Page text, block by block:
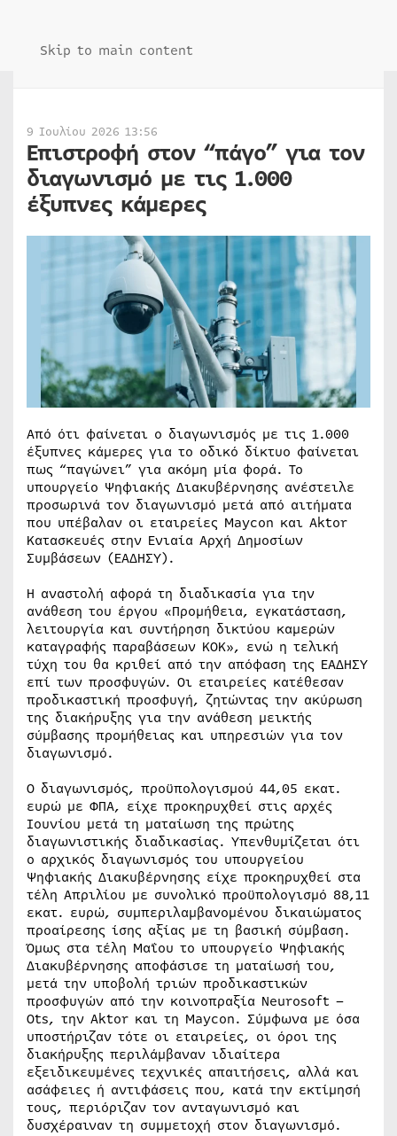
Skip to main content
9 Ιουλίου 2026 13:56
Επιστροφή στον “πάγο” για τον
διαγωνισμό με τις 1.000
έξυπνες κάμερες
Από ότι φαίνεται ο διαγωνισμός με τις 1.000
έξυπνες κάμερες για το οδικό δίκτυο φαίνεται
πως “παγώνει” για ακόμη μία φορά. Το
υπουργείο Ψηφιακής Διακυβέρνησης ανέστειλε
προσωρινά τον διαγωνισμό μετά από αιτήματα
που υπέβαλαν οι εταιρείες Maycon και Aktor
Κατασκευές στην Ενιαία Αρχή Δημοσίων
Συμβάσεων (ΕΑΔΗΣΥ).
Η αναστολή αφορά τη διαδικασία για την
ανάθεση του έργου «Προμήθεια, εγκατάσταση,
λειτουργία και συντήρηση δικτύου καμερών
καταγραφής παραβάσεων ΚΟΚ», ενώ η τελική
τύχη του θα κριθεί από την απόφαση της ΕΑΔΗΣΥ
επί των προσφυγών. Οι εταιρείες κατέθεσαν
προδικαστική προσφυγή, ζητώντας την ακύρωση
της διακήρυξης για την ανάθεση μεικτής
σύμβασης προμήθειας και υπηρεσιών για τον
διαγωνισμό.
Ο διαγωνισμός, προϋπολογισμού 44,05 εκατ.
ευρώ με ΦΠΑ, είχε προκηρυχθεί στις αρχές
Ιουνίου μετά τη ματαίωση της πρώτης
διαγωνιστικής διαδικασίας. Υπενθυμίζεται ότι
ο αρχικός διαγωνισμός του υπουργείου
Ψηφιακής Διακυβέρνησης είχε προκηρυχθεί στα
τέλη Απριλίου με συνολικό προϋπολογισμό 88,11
εκατ. ευρώ, συμπεριλαμβανομένου δικαιώματος
προαίρεσης ίσης αξίας με τη βασική σύμβαση.
Όμως στα τέλη Μαΐου το υπουργείο Ψηφιακής
Διακυβέρνησης αποφάσισε τη ματαίωσή του,
μετά την υποβολή τριών προδικαστικών
προσφυγών από την κοινοπραξία Neurosoft –
Ots, την Aktor και τη Maycon. Σύμφωνα με όσα
υποστήριζαν τότε οι εταιρείες, οι όροι της
διακήρυξης περιλάμβαναν ιδιαίτερα
εξειδικευμένες τεχνικές απαιτήσεις, αλλά και
ασάφειες ή αντιφάσεις που, κατά την εκτίμησή
τους, περιόριζαν τον ανταγωνισμό και
δυσχέραιναν τη συμμετοχή στον διαγωνισμό.